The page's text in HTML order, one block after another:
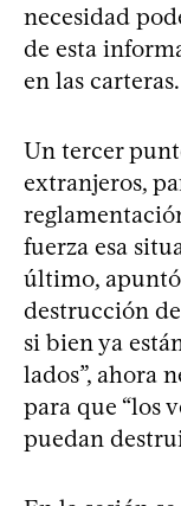
necesidad
de esta
en las carteras.
Un tercer
extranjeros,
fuerza esa
último,
destrucción
si bien ya
lados”, ahora
para que “los
puedan